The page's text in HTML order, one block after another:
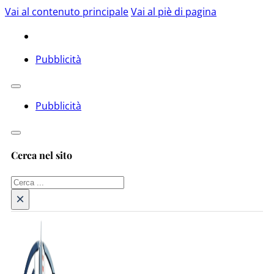
Vai al contenuto principaleVai al piè di pagina
Pubblicità
Pubblicità
Cerca nel sito
Cerca
×